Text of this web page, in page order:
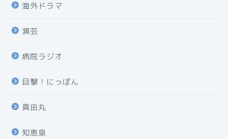
海外ドラマ
演芸
病院ラジオ
目撃！にっぽん
真田丸
知恵泉